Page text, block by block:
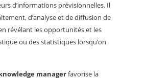
d’informations prévisionnelles. Il
d’analyse et de diffusion de
révélant les opportunités et les
ou des statistiques lorsqu’on
managerfavorise la